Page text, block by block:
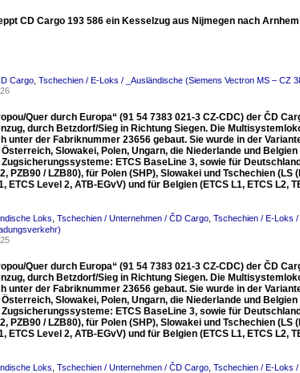
CD Cargo 193 586 ein Kesselzug aus Nijmegen nach
Cargo Tschechien / E-Loks / _Ausländische (Siemens Vectron MS – CZ
Quer durch Europa“ (91 54 7383 021-3 CZ-CDC) der ČD
durch Betzdorf/Sieg in Richtung Siegen. Die
unter der Fabriknummer 23656 gebaut. Sie wurde in der
Slowakei, Polen, Ungarn, die Niederlande und Belgien
ETCS BaseLine 3, sowie für
PZB90 / LZB80), für Polen (SHP), Slowakei und Tschechien (LS
ETCS Level 2, ATB-EGvV) und für Belgien (ETCS L1, ETCS L2,
Loks Tschechien / Unternehmen / ČD Cargo Tschechien / E-Loks
Quer durch Europa“ (91 54 7383 021-3 CZ-CDC) der ČD
durch Betzdorf/Sieg in Richtung Siegen. Die
unter der Fabriknummer 23656 gebaut. Sie wurde in der
Slowakei, Polen, Ungarn, die Niederlande und Belgien
ETCS BaseLine 3, sowie für
PZB90 / LZB80), für Polen (SHP), Slowakei und Tschechien (LS
ETCS Level 2, ATB-EGvV) und für Belgien (ETCS L1, ETCS L2,
Loks Tschechien / Unternehmen / ČD Cargo Tschechien / E-Loks